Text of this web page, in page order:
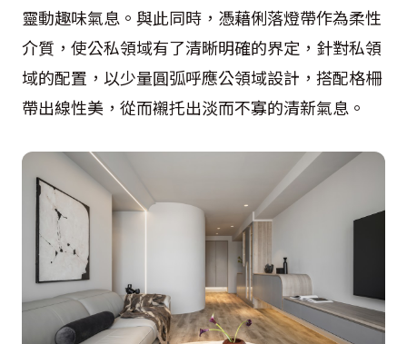
靈動趣味氣息。與此同時，憑藉俐落燈帶作為柔性
介質，使公私領域有了清晰明確的界定，針對私領
域的配置，以少量圓弧呼應公領域設計，搭配格柵
帶出線性美，從而襯托出淡而不寡的清新氣息。